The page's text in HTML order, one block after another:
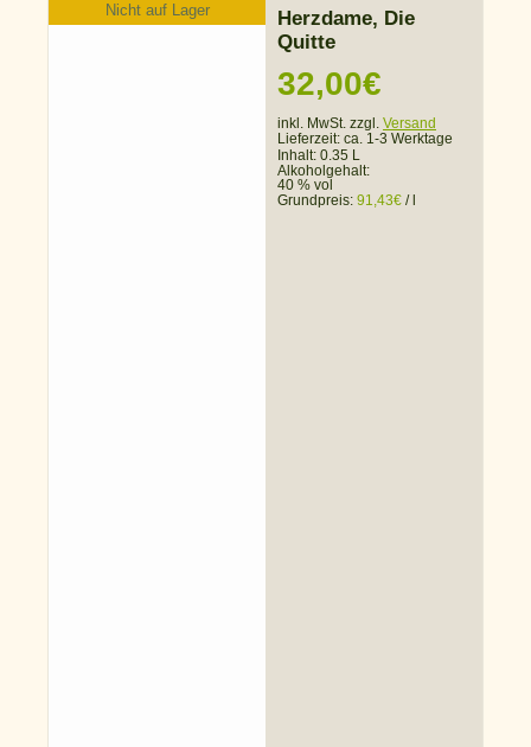
Nicht auf Lager
Herzdame, Die
Quitte
32,00€
inkl. MwSt. zzgl. Versand
Lieferzeit: ca. 1-3 Werktage
Inhalt: 0.35 L
Alkoholgehalt:
40 % vol
Grundpreis: 91,43€ /